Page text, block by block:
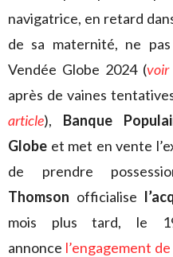
navigatrice, en retard
de sa maternité, ne
Vendée Globe 2024 (voir
après de vaines
article), Banque
Globe et met en vente
de prendre
Thomson officialise
mois plus tard, le
annonce l’engagement